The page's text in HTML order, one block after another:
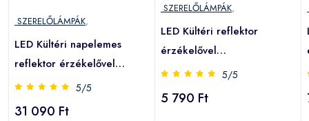
SZERELŐLÁMPÁK,
LED Kültéri napelemes
reflektor érzékelővel
LED/20W/3,7V 6500K IP65
5/5
31 090 Ft
SZERELŐLÁMPÁK,
LED Kültéri reflektor
érzékelővel
LED/10W/230V 6500K
5/5
5 790 Ft